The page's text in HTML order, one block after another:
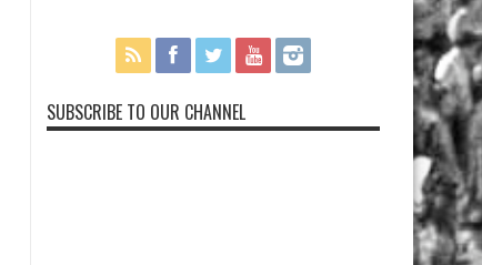
SUBSCRIBE TO OUR CHANNEL